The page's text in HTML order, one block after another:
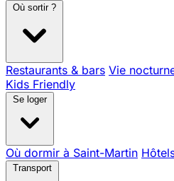
Où sortir ?
Restaurants & bars Vie
Kids Friendly
Se loger
Où dormir à Saint-Martin
Transport